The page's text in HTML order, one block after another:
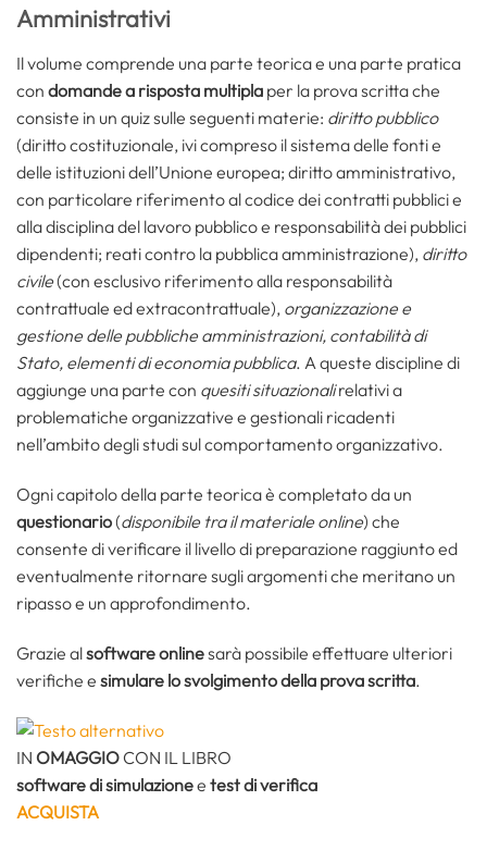
Amministrativi
Il volume comprende una parte teorica e una parte pratica
con domande a risposta multipla per la prova scritta che
consiste in un quiz sulle seguenti materie: diritto pubblico
(diritto costituzionale, ivi compreso il sistema delle fonti e
delle istituzioni dell’Unione europea; diritto amministrativo,
con particolare riferimento al codice dei contratti pubblici e
alla disciplina del lavoro pubblico e responsabilità dei pubblici
dipendenti; reati contro la pubblica amministrazione), diritto
civile(con esclusivo riferimento alla responsabilità
contrattuale ed extracontrattuale), organizzazione e
gestione delle pubbliche amministrazioni, contabilità di
Stato, elementi di economia pubblica. A queste discipline di
aggiunge una parte con quesiti situazionalirelativi a
problematiche organizzative e gestionali ricadenti
nell’ambito degli studi sul comportamento organizzativo.
Ogni capitolo della parte teorica è completato da un
questionario(disponibile tra il materiale online) che
consente di verificare il livello di preparazione raggiunto ed
eventualmente ritornare sugli argomenti che meritano un
ripasso e un approfondimento.
Grazie alsoftware onlinesarà possibile effettuare ulteriori
verifiche e simulare lo svolgimento della provascritta.
IN OMAGGIOCON IL LIBRO
software di simulazionee test di verifica
ACQUISTA